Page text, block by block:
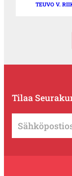
TEUVO V.
Tilaa